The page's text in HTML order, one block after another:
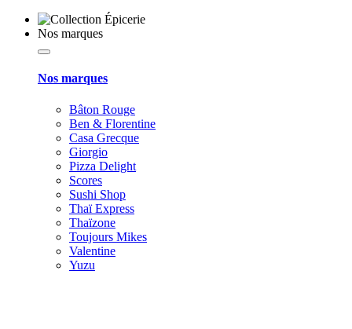
Nos marques
Nos marques
Bâton Rouge
Ben & Florentine
Casa Grecque
Giorgio
Pizza Delight
Scores
Sushi Shop
Thaï Express
Thaïzone
Toujours Mikes
Valentine
Yuzu